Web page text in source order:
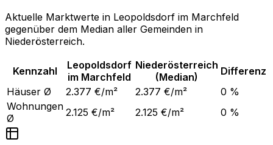
Aktuelle Marktwerte in Leopoldsdorf im Marchfeld
gegenüber dem Median aller Gemeinden in
Niederösterreich.
Kennzahl
Leopoldsdorf
im Marchfeld
Niederösterreich
(Median)
Differenz
Häuser Ø
2.377 €/m² 2.377 €/m²
0 %
Wohnungen
Ø
2.125 €/m² 2.125 €/m² 0 %